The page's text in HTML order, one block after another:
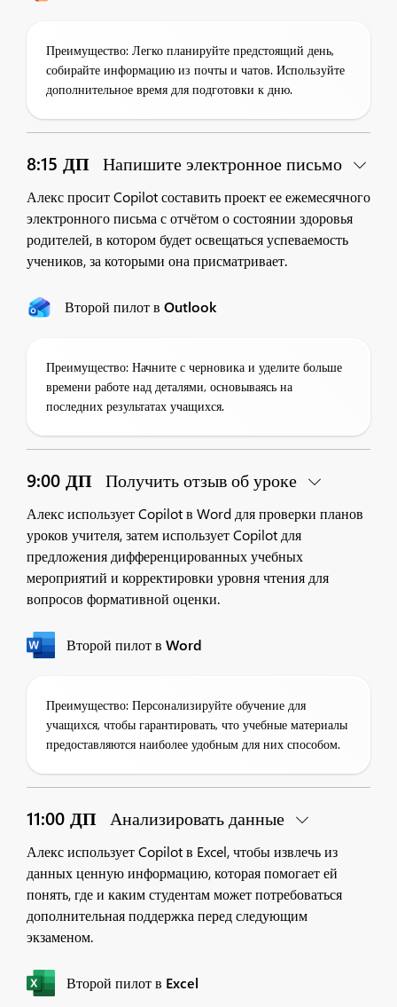
Преимущество: Легко планируйте предстоящий день,
собирайте информацию из почты и чатов. Используйте
дополнительное время для подготовки к дню.
8:15 ДП Напишите электронное письмо
Алекс просит Copilot составить проект ее ежемесячного
электронного письма с отчётом о состоянии здоровья
родителей, в котором будет освещаться успеваемость
учеников, за которыми она присматривает.
Второй пилот в Outlook
Преимущество: Начните с черновика и уделите больше
времени работе над деталями, основываясь на
последних результатах учащихся.
9:00 ДП Получить отзыв об уроке
Алекс использует Copilot в Word для проверки планов
уроков учителя, затем использует Copilot для
предложения дифференцированных учебных
мероприятий и корректировки уровня чтения для
вопросов формативной оценки.
Второй пилот в Word
Преимущество: Персонализируйте обучение для
учащихся, чтобы гарантировать, что учебные материалы
предоставляются наиболее удобным для них способом.
11:00 ДП Анализировать данные
Алекс использует Copilot в Excel, чтобы извлечь из
данных ценную информацию, которая помогает ей
понять, где и каким студентам может потребоваться
дополнительная поддержка перед следующим
экзаменом.
Второй пилот в Excel